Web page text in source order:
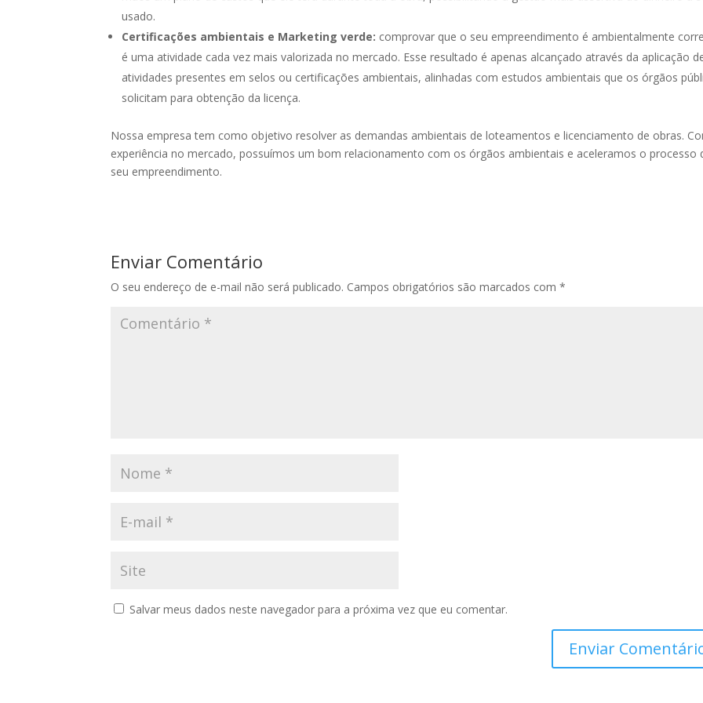
usado.
Certificações ambientais e Marketing verde: comprovar que o seu empreendimento é ambientalmente
é uma atividade cada vez mais valorizada no mercado. Esse resultado é apenas alcançado através da aplicação
atividades presentes em selos ou certificações ambientais, alinhadas com estudos ambientais que os órgãos
solicitam para obtenção da licença.
Nossa empresa tem como objetivo resolver as demandas ambientais de loteamentos e licenciamento de obras.
experiência no mercado, possuímos um bom relacionamento com os órgãos ambientais e aceleramos o processo
seu empreendimento.
Enviar Comentário
O seu endereço de e-mail não será publicado. Campos obrigatórios são marcados com *
Salvar meus dados neste navegador para a próxima vez que eu comentar.